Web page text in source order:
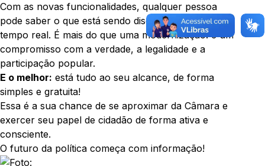
Com as novas funcionalidades, qualquer pessoa
pode saber o que está sendo discutido e votado, em
tempo real. É mais do que uma modernização: é um
compromisso com a verdade, a legalidade e a
participação popular.
E o melhor: está tudo ao seu alcance, de forma
simples e gratuita!
Essa é a sua chance de se aproximar da Câmara e
exercer seu papel de cidadão de forma ativa e
consciente.
O futuro da política começa com informação!